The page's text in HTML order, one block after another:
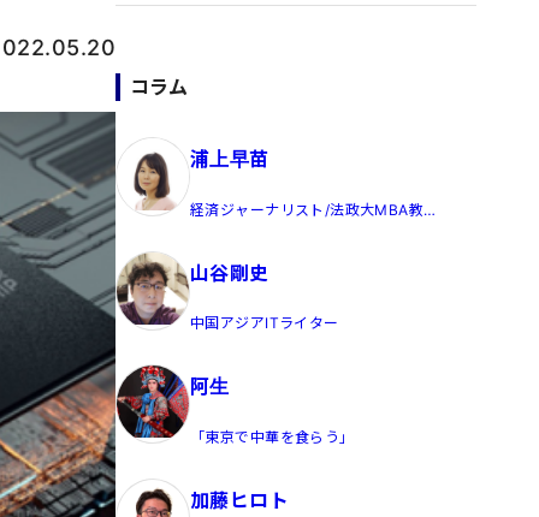
コラム
浦上早苗
経済ジャーナリスト/法政大MBA教
山谷剛史
中国アジアITライター
阿生
「東京で中華を食らう」
加藤ヒロト